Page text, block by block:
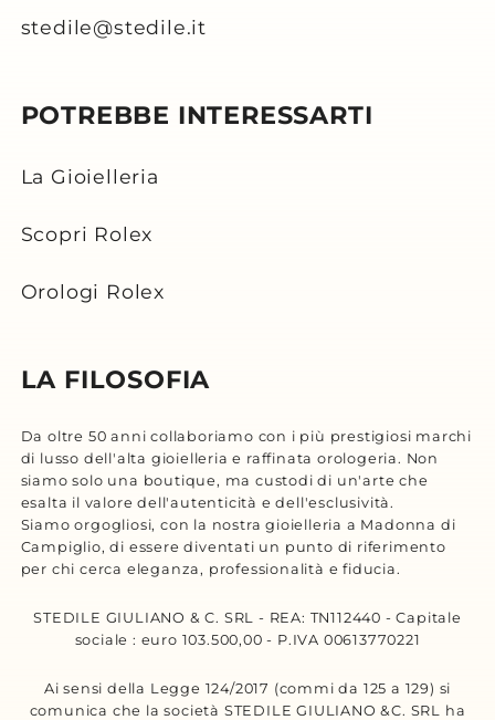
stedile@stedile.it
POTREBBE INTERESSARTI
La Gioielleria
Scopri Rolex
Orologi Rolex
LA FILOSOFIA
Da oltre 50 anni collaboriamo con i più prestigiosi marchi
di lusso dell'alta gioielleria e raffinata orologeria. Non
siamo solo una boutique, ma custodi di un'arte che
esalta il valore dell'autenticità e dell'esclusività.
Siamo orgogliosi, con la nostra gioielleria a Madonna di
Campiglio, di essere diventati un punto di riferimento
per chi cerca eleganza, professionalità e fiducia.
STEDILE GIULIANO & C. SRL - REA: TN112440 - Capitale
sociale : euro 103.500,00 - P.IVA 00613770221
Ai sensi della Legge 124/2017 (commi da 125 a 129) si
comunica che la società STEDILE GIULIANO &C. SRL ha